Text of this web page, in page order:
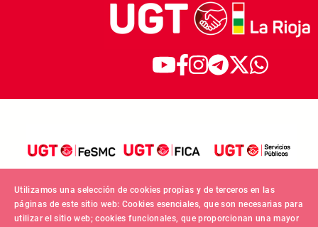
Utilizamos una selección de cookies propias y de terceros en las
páginas de este sitio web: Cookies esenciales, que son necesarias para
utilizar el sitio web; cookies funcionales, que proporcionan una mayor